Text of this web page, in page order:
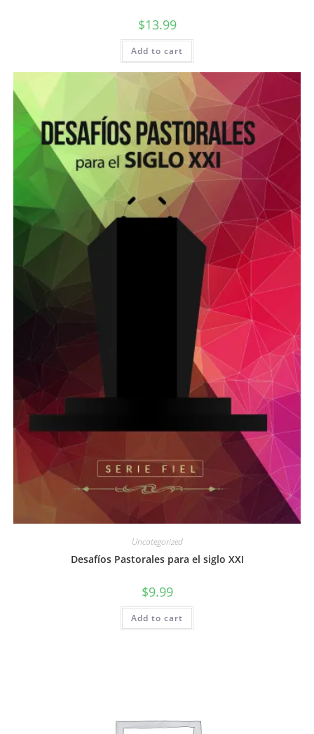
$13.99
Add to cart
Uncategorized
Desafíos Pastorales para el siglo XXI
$9.99
Add to cart